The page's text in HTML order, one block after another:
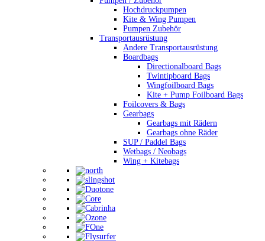
Hochdruckpumpen
Kite & Wing Pumpen
Pumpen Zubehör
Transportausrüstung
Andere Transportausrüstung
Boardbags
Directionalboard Bags
Twintipboard Bags
Wingfoilboard Bags
Kite + Pump Foilboard Bags
Foilcovers & Bags
Gearbags
Gearbags mit Rädern
Gearbags ohne Räder
SUP / Paddel Bags
Wetbags / Neobags
Wing + Kitebags